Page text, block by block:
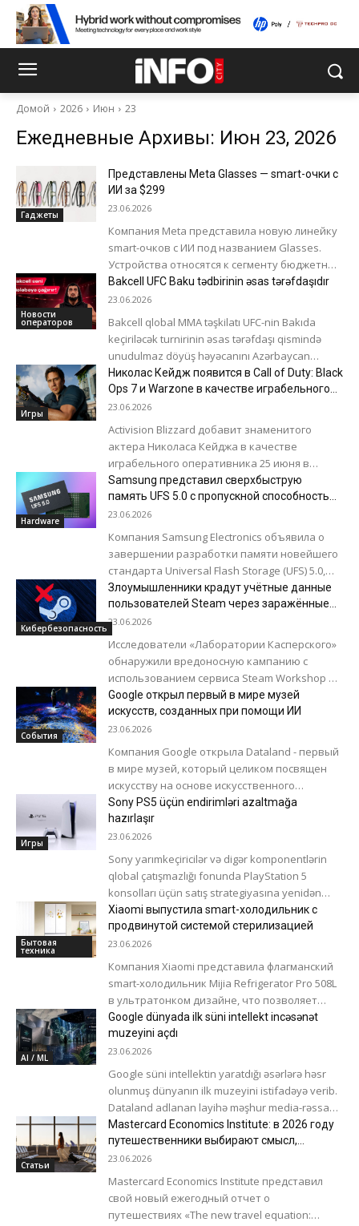
Домой 2026 Июн 23
Ежедневные Архивы: Июн 23, 2026
Гаджеты
Представлены Meta Glasses — smart-очки с
ИИ за $299
23.06.2026
Компания Meta представила новую линейку
smart-очков с ИИ под названием Glasses.
Устройства относятся к сегменту бюджетных
моделей и создавались без участия бренда
Ray-Ban. Новая...
Новости
операторов
Bakcell UFC Baku tədbirinin əsas tərəfdaşıdır
23.06.2026
Bakcell qlobal MMA təşkilatı UFC-nin Bakıda
keçiriləcək turnirinin əsas tərəfdaşı qismində
unudulmaz döyüş həyəcanını Azərbaycan
azarkeşlərinə təqdim edəcək. Milli Gimnastika
Arenasında baş tutacaq tədbirdə...
Игры
Николас Кейдж появится в Call of Duty: Black
Ops 7 и Warzone в качестве играбельного
оперативника
23.06.2026
Activision Blizzard добавит знаменитого
актера Николаса Кейджа в качестве
играбельного оперативника 25 июня в
рамках обновления Season 4 Reloaded для
Call of Duty: Black...
Hardware
Samsung представил сверхбыструю
память UFS 5.0 с пропускной способностью
до 10,8 ГБ/с
23.06.2026
Компания Samsung Electronics объявила о
завершении разработки памяти новейшего
стандарта Universal Flash Storage (UFS) 5.0,
которое позволит обеспечить
бесперебойную и высокоэффективную
работу сервисов искусственного...
Кибербезопасность
Злоумышленники крадут учётные данные
пользователей Steam через заражённые
обои для рабочего стола
23.06.2026
Исследователи «Лаборатории Касперского»
обнаружили вредоносную кампанию с
использованием сервиса Steam Workshop и
приложения Wallpaper Engine для установки
на рабочий стол анимированных и
интерактивных обоев....
События
Google открыл первый в мире музей
искусств, созданных при помощи ИИ
23.06.2026
Компания Google открыла Dataland - первый
в мире музей, который целиком посвящен
искусству на основе искусственного
интеллекта. Проект стал результатом
многолетнего сотрудничества Google с...
Игры
Sony PS5 üçün endirimləri azaltmağa
hazırlaşır
23.06.2026
Sony yarımkeçiricilər və digər komponentlərin
qlobal çatışmazlığı fonunda PlayStation 5
konsolları üçün satış strategiyasına yenidən
baxır. Şirkətin yeni maliyyə hesabatında qeyd
olunur ki, yaddaş...
Бытовая
техника
Xiaomi выпустила smart-холодильник с
продвинутой системой стерилизацией
23.06.2026
Компания Xiaomi представила флагманский
smart-холодильник Mijia Refrigerator Pro 508L
в ультратонком дизайне, что позволяет
встроить его в кухонный гарнитур. Габариты
новинки составляют 1925 ×...
AI / ML
Google dünyada ilk süni intellekt incəsənət
muzeyini açdı
23.06.2026
Google süni intellektin yaratdığı əsərlərə həsr
olunmuş dünyanın ilk muzeyini istifadəyə verib.
Dataland adlanan layihə məşhur media-rəssam
Refik Anadol ilə əməkdaşlıq çərçivəsində həyata
keçirilib....
Статьи
Mastercard Economics Institute: в 2026 году
путешественники выбирают смысл,
ценность и более продуманные поездки
23.06.2026
Mastercard Economics Institute представил
свой новый ежегодный отчет о
путешествиях «The new travel equation: